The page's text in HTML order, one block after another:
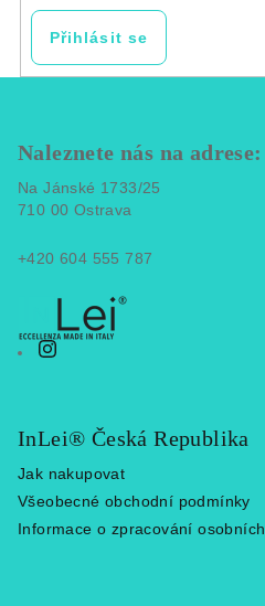
Přihlásit se
Naleznete nás na adrese:
Na Jánské 1733/25
710 00 Ostrava
+420 604 555 787
InLei® Česká Republika
Jak nakupovat
Všeobecné obchodní podmínky
Informace o zpracování